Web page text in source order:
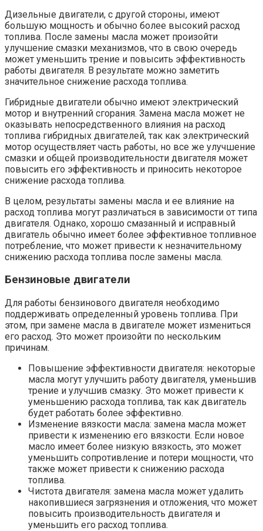
Дизельные двигатели, с другой стороны, имеют
большую мощность и обычно более высокий расход
топлива. После замены масла может произойти
улучшение смазки механизмов, что в свою очередь
может уменьшить трение и повысить эффективность
работы двигателя. В результате можно заметить
значительное снижение расхода топлива.
Гибридные двигатели обычно имеют электрический
мотор и внутренний сгорания. Замена масла может не
оказывать непосредственного влияния на расход
топлива гибридных двигателей, так как электрический
мотор осуществляет часть работы, но все же улучшение
смазки и общей производительности двигателя может
повысить его эффективность и приносить некоторое
снижение расхода топлива.
В целом, результаты замены масла и ее влияние на
расход топлива могут различаться в зависимости от типа
двигателя. Однако, хорошо смазанный и исправный
двигатель обычно имеет более эффективное топливное
потребление, что может привести к незначительному
снижению расхода топлива после замены масла.
Бензиновые двигатели
Для работы бензинового двигателя необходимо
поддерживать определенный уровень топлива. При
этом, при замене масла в двигателе может измениться
его расход. Это может произойти по нескольким
причинам.
Повышение эффективности двигателя: некоторые
масла могут улучшить работу двигателя, уменьшив
трение и улучшив смазку. Это может привести к
уменьшению расхода топлива, так как двигатель
будет работать более эффективно.
Изменение вязкости масла: замена масла может
привести к изменению его вязкости. Если новое
масло имеет более низкую вязкость, это может
уменьшить сопротивление и потери мощности, что
также может привести к снижению расхода
топлива.
Чистота двигателя: замена масла может удалить
накопившиеся загрязнения и отложения, что может
повысить производительность двигателя и
уменьшить его расход топлива.